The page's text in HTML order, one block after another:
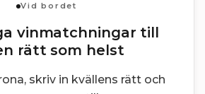
Vid bordet
vinmatchningar till
rätt som helst
skriv in kvällens rätt och